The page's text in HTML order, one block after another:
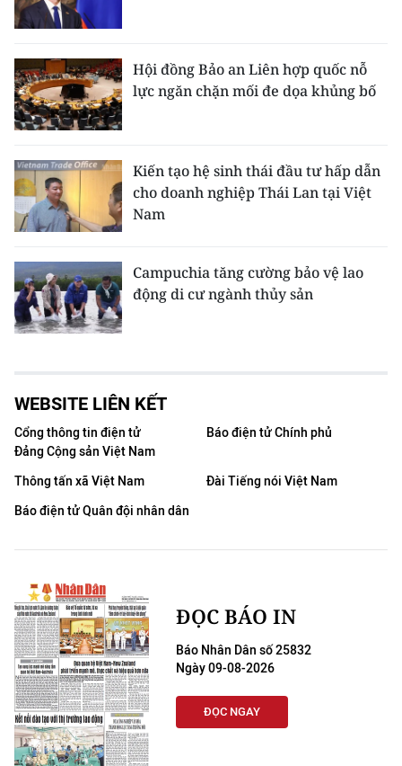
Hội đồng Bảo an Liên hợp quốc nỗ
lực ngăn chặn mối đe dọa khủng bố
Kiến tạo hệ sinh thái đầu tư hấp dẫn
cho doanh nghiệp Thái Lan tại Việt
Nam
Campuchia tăng cường bảo vệ lao
động di cư ngành thủy sản
WEBSITE LIÊN KẾT
Cổng thông tin điện tử
Đảng Cộng sản Việt Nam
Báo điện tử Chính phủ
Thông tấn xã Việt Nam
Đài Tiếng nói Việt Nam
Báo điện tử Quân đội nhân dân
ĐỌC BÁO IN
Báo Nhân Dân số 25832
Ngày 09-08-2026
ĐỌC NGAY